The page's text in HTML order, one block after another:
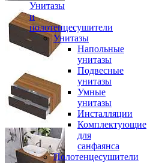
Унитазы
и
полотенцесушители
Унитазы
Напольные
унитазы
Подвесные
унитазы
Умные
унитазы
Инсталляции
Комплектующие
для
санфаянса
Полотенцесушители